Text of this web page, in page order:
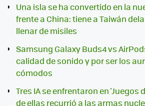
Una isla se ha convertido en la
frente a China: tiene a Taiwán
llenar de misiles
Samsung Galaxy Buds4 vs
calidad de sonido y por ser los
cómodos
Tres IA se enfrentaron en 'Juegos
de ellas recurrió a las armas